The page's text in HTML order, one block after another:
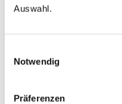
Auswahl.
Notwendig
Präferenzen
Kindergartenrucksack